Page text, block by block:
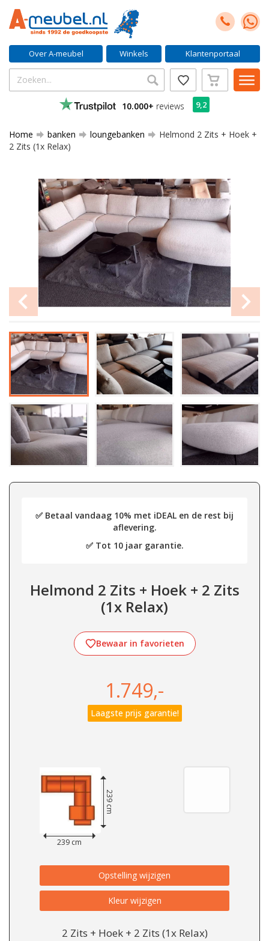
Over A-meubel Winkels Klantenportaal
10.000+ reviews 9,2
Home banken loungebanken
Helmond 2 Zits + Hoek +
2 Zits (1x Relax)
✅ Betaal vandaag 10% met iDEAL en de rest bij
aflevering.
✅ Tot 10 jaar garantie.
Helmond 2 Zits + Hoek + 2 Zits
(1x Relax)
Bewaar in favorieten
1.749,-
Laagste prijs garantie!
239 cm
239 cm
Opstelling wijzigen
Kleur wijzigen
2 Zits + Hoek + 2 Zits (1x Relax)